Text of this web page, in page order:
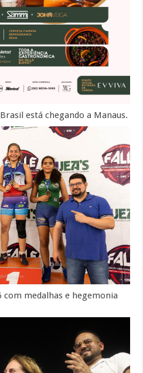
está chegando a Manaus.
com medalhas e hegemonia